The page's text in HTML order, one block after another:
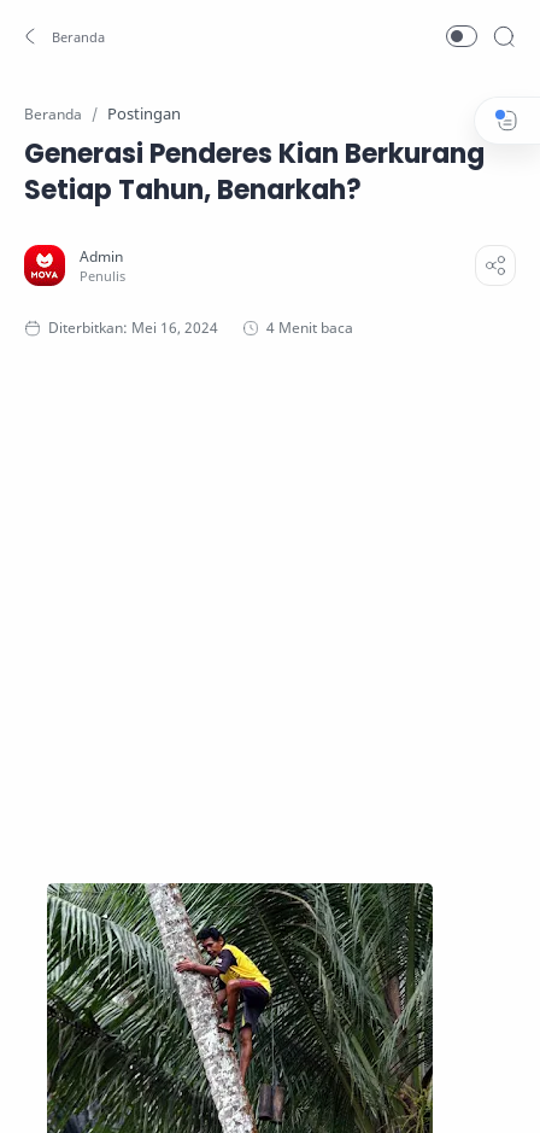
Beranda Postingan
Generasi Penderes Kian Berkurang
Setiap Tahun, Benarkah?
4 Menit baca